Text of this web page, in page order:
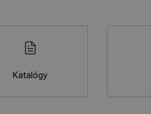
Katalógy